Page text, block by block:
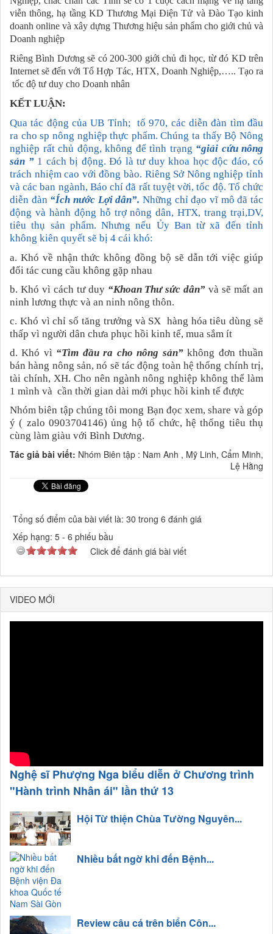
viễn thông, hạ tầng KD Thương Mại Điện Tử và Đào Tạo kinh
doanh online và xây dựng Thương hiệu sản phẩm cho giới chủ và
Doanh nghiệp
Riêng Bình Dương sẽ có 200-300 giới chủ đi học, từ đó KD trên
Internet sẽ đến với Tổ Hợp Tác, HTX, Doanh Nghiệp,….. Tạo ra
tốc độ tư duy cho Doanh nhân
KẾT LUẬN:
Qua tác động của UB Tỉnh; tổ 970, các diễn đàn tìm đầu
ra cho sp nông nghiệp thực phẩm. Chúng ta thấy Bộ Nông
nghiệp rất chủ động, không để tình trạng “giải cứu nông
sản ”1 cách bị động. Đó là tư duy khoa học độc đáo, có
trách nhiệm cao với đồng bào. Riêng Sở Nông nghiệp tỉnh
và các ban ngành, Báo chí đã rất tuyệt vời, tốc độ. Tổ chức
diễn đàn “Ích nước Lợi dân”. Những chỉ đạo vĩ mô đã tác
động và hành động hỗ trợ nông dân, HTX, trang trại,DV,
tiêu thụ sản phẩm. Nhưng nếu Ủy Ban từ xã đến tỉnh
không kiên quyết sẽ bị 4 cái khó:
a. Khó về nhận thức không đồng bộ sẽ dẫn tới việc giúp
đối tác cung cầu không gặp nhau
b. Khó vì cách tư duy “Khoan Thư sức dân” và sẽ mất an
ninh lương thực và an ninh nông thôn.
c. Khó vì chỉ số tăng trưởng và SX hàng hóa tiêu dùng sẽ
thấp vì người dân chưa phục hồi kinh tế, mua sắm ít
d. Khó vì “Tìm đầu ra cho nông sản”không đơn thuần
bán hàng nông sản, nó sẽ tác động toàn hệ thống chính trị,
tài chính, XH. Cho nên ngành nông nghiệp không thể làm
1 mình và cần thời gian dài mới phục hồi kinh tế được
Nhóm biên tập chúng tôi mong Bạn đọc xem, share và góp
ý ( zalo 0903704146) ủng hộ tổ chức, hệ thống tiêu thụ
cùng làm giàu với Bình Dương.
Tác giả bài viết: Nhóm Biên tập : Nam Anh , Mỹ Linh, Cẩm Minh,
Lệ Hằng
Tổng số điểm của bài viết là: 30 trong 6 đánh giá
Xếp hạng: 5 - 6 phiếu bầu
Click để đánh giá bài viết
VIDEO MỚI
Nghệ sĩ Phượng Nga biểu diễn ở Chương trình
"Hành trình Nhân ái" lần thứ 13
Hội Từ thiện Chùa Tường Nguyên...
Nhiều bất ngờ khi đến Bệnh...
Review câu cá trên biển Côn...